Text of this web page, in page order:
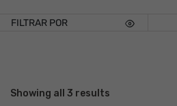
FILTRAR POR
Showing all 3 results